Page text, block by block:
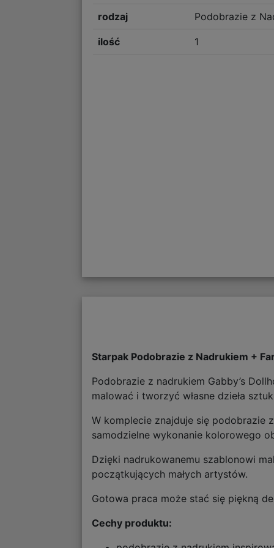
rodzaj Podobrazie z
ilość 1
Starpak Podobrazie z Nadrukiem +
Podobrazie z nadrukiem Gabby’s
malować i tworzyć własne dzieła
W komplecie znajduje się podobrazie
samodzielne wykonanie kolorowego
Dzięki nadrukowanemu szablonowi
początkujących małych artystów.
Gotowa praca może stać się piękną
Cechy produktu: